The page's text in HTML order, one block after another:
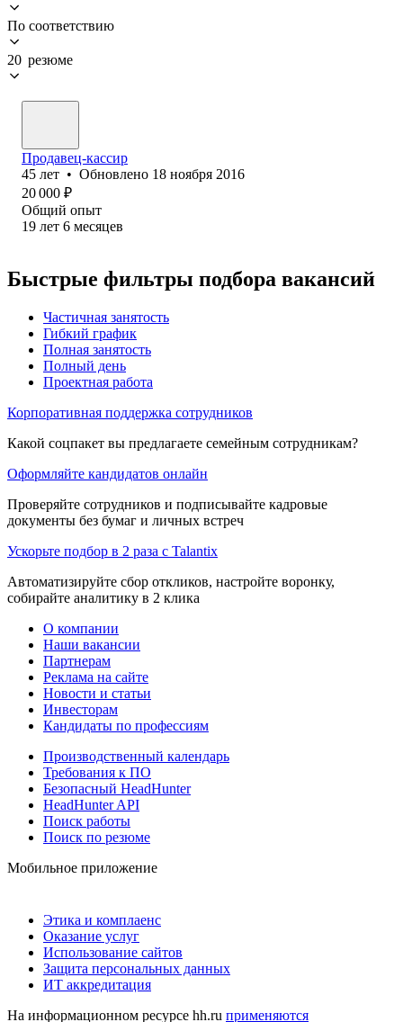
По соответствию
20 резюме
Продавец-кассир
45 лет • Обновлено 18 ноября 2016
20 000 ₽
Общий опыт
19 лет 6 месяцев
Быстрые фильтры подбора вакансий
Частичная занятость
Гибкий график
Полная занятость
Полный день
Проектная работа
Корпоративная поддержка сотрудников
Какой соцпакет вы предлагаете семейным сотрудникам?
Оформляйте кандидатов онлайн
Проверяйте сотрудников и подписывайте кадровые
документы без бумаг и личных встреч
Ускорьте подбор в 2 раза с Talantix
Автоматизируйте сбор откликов, настройте воронку,
собирайте аналитику в 2 клика
О компании
Наши вакансии
Партнерам
Реклама на сайте
Новости и статьи
Инвесторам
Кандидаты по профессиям
Производственный календарь
Требования к ПО
Безопасный HeadHunter
HeadHunter API
Поиск работы
Поиск по резюме
Мобильное приложение
Этика и комплаенс
Оказание услуг
Использование сайтов
Защита персональных данных
ИТ аккредитация
На информационном ресурсе hh.ru применяются